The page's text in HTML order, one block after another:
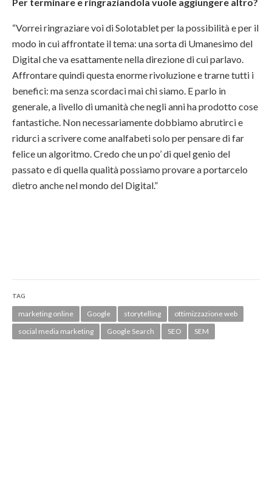
“Vorrei ringraziare voi di Solotablet per la possibilità e per il
modo in cui affrontate il tema: una sorta di Umanesimo del
Digital che va esattamente nella direzione di cui parlavo.
Affrontare quindi questa enorme rivoluzione e trarne tutti i
benefici: ma senza scordaci mai chi siamo. E parlo in
generale, a livello di umanità che negli anni ha prodotto cose
fantastiche. Non necessariamente dobbiamo abrutirci e
ridurci a scrivere come analfabeti solo per pensare di far
felice un algoritmo. Credo che un po’ di quel genio del
passato e di quella qualità possiamo provare a portarcelo
dietro anche nel mondo del Digital.”
TAG
marketing online Google storytelling
ottimizzazione web
social media marketing
Google Search SEO SEM